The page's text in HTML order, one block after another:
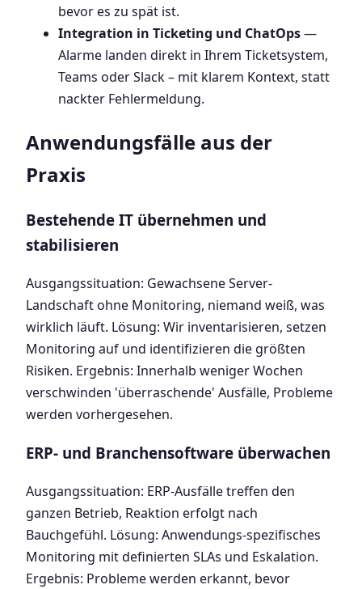
bevor es zu spät ist.
Integration in Ticketing und ChatOps—
Alarme landen direkt in Ihrem Ticketsystem,
Teams oder Slack – mit klarem Kontext, statt
nackter Fehlermeldung.
Anwendungsfälle aus der
Praxis
Bestehende IT übernehmen und
stabilisieren
Ausgangssituation: Gewachsene Server-
Landschaft ohne Monitoring, niemand weiß, was
wirklich läuft. Lösung: Wir inventarisieren, setzen
Monitoring auf und identifizieren die größten
Risiken. Ergebnis: Innerhalb weniger Wochen
verschwinden 'überraschende' Ausfälle, Probleme
werden vorhergesehen.
ERP- und Branchensoftware überwachen
Ausgangssituation: ERP-Ausfälle treffen den
ganzen Betrieb, Reaktion erfolgt nach
Bauchgefühl. Lösung: Anwendungs-spezifisches
Monitoring mit definierten SLAs und Eskalation.
Ergebnis: Probleme werden erkannt, bevor